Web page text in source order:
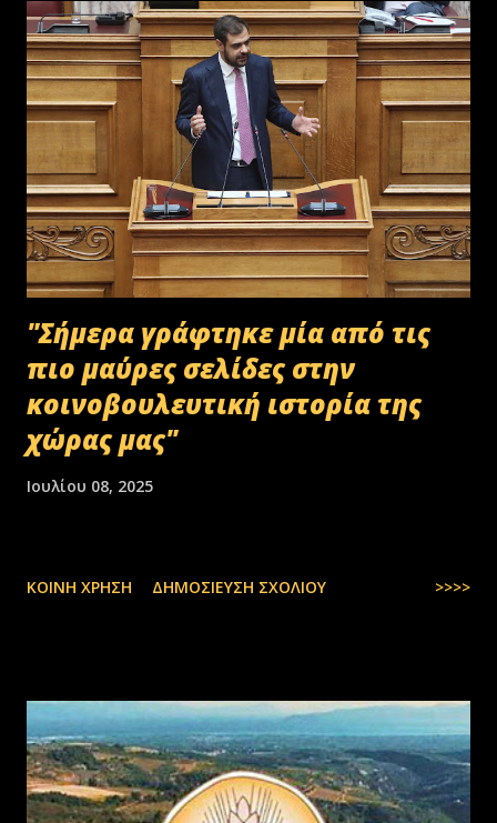
"Σήμερα γράφτηκε μία από τις
πιο μαύρες σελίδες στην
κοινοβουλευτική ιστορία της
χώρας μας"
Ιουλίου 08, 2025
ΚΟΙΝΉ ΧΡΉΣΗ ΔΗΜΟΣΊΕΥΣΗ ΣΧΟΛΊΟΥ >>>>